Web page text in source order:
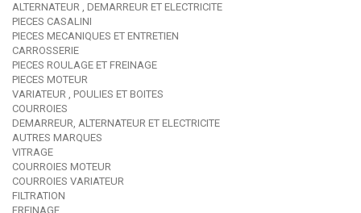
ALTERNATEUR , DEMARREUR ET ELECTRICITE
PIECES CASALINI
PIECES MECANIQUES ET ENTRETIEN
CARROSSERIE
PIECES ROULAGE ET FREINAGE
PIECES MOTEUR
VARIATEUR , POULIES ET BOITES
COURROIES
DEMARREUR, ALTERNATEUR ET ELECTRICITE
AUTRES MARQUES
VITRAGE
COURROIES MOTEUR
COURROIES VARIATEUR
FILTRATION
FREINAGE